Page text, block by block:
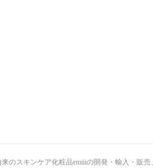
スキンケア化粧品emiiiの開発・輸入・販